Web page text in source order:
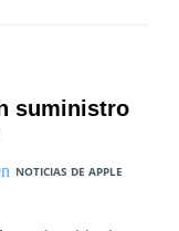
suministro
NOTICIAS DE APPLE